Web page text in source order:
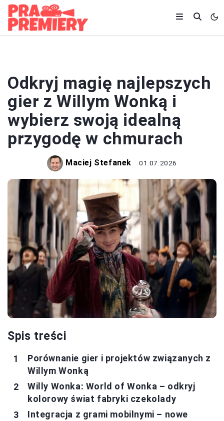
Odkryj magię najlepszych
gier z Willym Wonką i
wybierz swoją idealną
przygodę w chmurach
Maciej Stefanek 01.07.2026
Spis treści
Porównanie gier i projektów związanych z
Willym Wonką
Willy Wonka: World of Wonka – odkryj
kolorowy świat fabryki czekolady
Integracja z grami mobilnymi – nowe